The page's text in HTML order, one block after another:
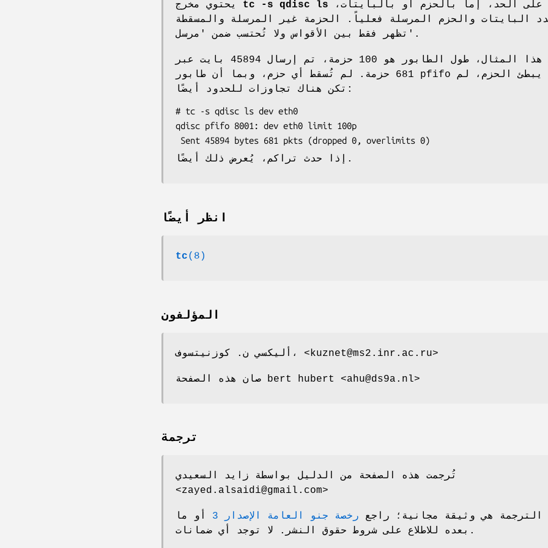
tc -s qdisc ls
البايتات والحزم المرسلة فعلياً. الحزمة غير المرسلة والمسقطة
تظهر فقط بين الأقواس ولا تُحتسب ضمن 'مرسل'.
في هذا المثال، طول الطابور هو 100 حزمة، تم إرسال 45894 بايت عبر
681 حزمة. لم تُسقط أي حزم، وبما أن طابور pfifo لا يبطئ الحزم، لم
تكن هناك تجاوزات للحدود أيضًا:
# tc -s qdisc ls dev eth0
qdisc pfifo 8001: dev eth0 limit 100p
Sent 45894 bytes 681 pkts (dropped 0, overlimits 0)
إذا حدث تراكم، يُعرض ذلك أيضًا.
انظر أيضًا
tc(8)
المؤلفون
أليكسي ن. كوزنيتسوف، <kuznet@ms2.inr.ac.ru>
صان هذه الصفحة bert hubert <ahu@ds9a.nl>
ترجمة
تُرجمت هذه الصفحة من الدليل بواسطة زايد السعيدي
<zayed.alsaidi@gmail.com>
الترجمة هي وثيقة مجانية؛ راجع رخصة جنو العامة الإصدار 3
أو ما
بعده للاطلاع على شروط حقوق النشر. لا توجد أي ضمانات.